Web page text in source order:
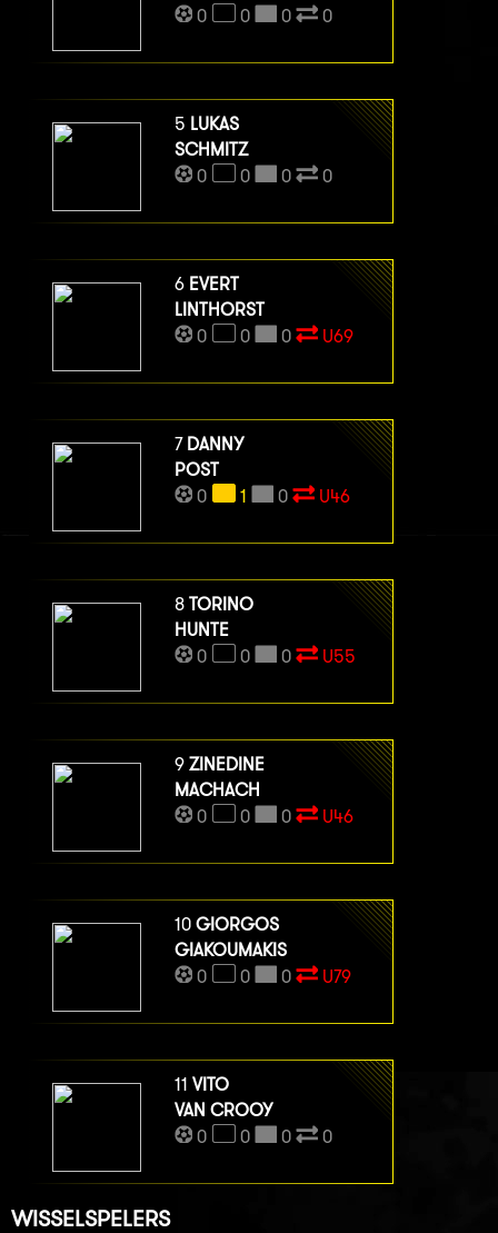
0 0 0 0
5 LUKAS
SCHMITZ
0
0 0 0
6 EVERT
LINTHORST
0
0 0 U69
7 DANNY
POST
0
1 0 U46
8 TORINO
HUNTE
0
0 0 U55
9 ZINEDINE
MACHACH
0
0 0 U46
10 GIORGOS
GIAKOUMAKIS
0
0 0 U79
11 VITO
VAN CROOY
0
0 0 0
WISSELSPELERS